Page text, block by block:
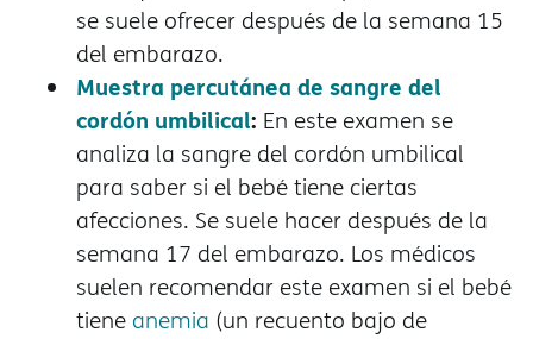
se suele ofrecer después de la semana 15
del embarazo.
Muestra percutánea de sangre del
cordón umbilical: En este examen se
analiza la sangre del cordón umbilical
para saber si el bebé tiene ciertas
afecciones. Se suele hacer después de la
semana 17 del embarazo. Los médicos
suelen recomendar este examen si el bebé
tiene anemia (un recuento bajo de